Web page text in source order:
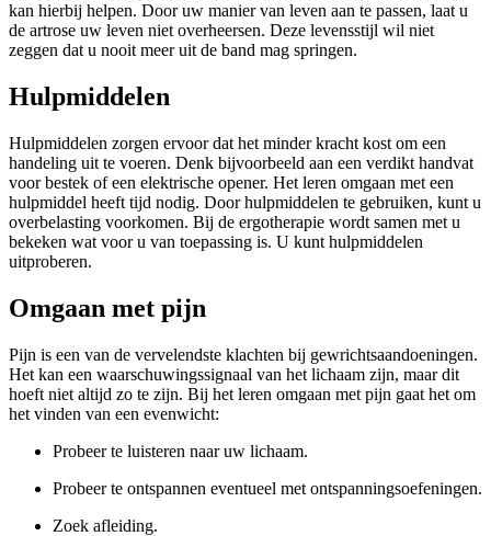
kan hierbij helpen. Door uw manier van leven aan te passen, laat u
de artrose uw leven niet overheersen. Deze levensstijl wil niet
zeggen dat u nooit meer uit de band mag springen.
Hulpmiddelen
Hulpmiddelen zorgen ervoor dat het minder kracht kost om een
handeling uit te voeren. Denk bijvoorbeeld aan een verdikt handvat
voor bestek of een elektrische opener. Het leren omgaan met een
hulpmiddel heeft tijd nodig. Door hulpmiddelen te gebruiken, kunt u
overbelasting voorkomen. Bij de ergotherapie wordt samen met u
bekeken wat voor u van toepassing is. U kunt hulpmiddelen
uitproberen.
Omgaan met pijn
Pijn is een van de vervelendste klachten bij gewrichtsaandoeningen.
Het kan een waarschuwingssignaal van het lichaam zijn, maar dit
hoeft niet altijd zo te zijn. Bij het leren omgaan met pijn gaat het om
het vinden van een evenwicht:
Probeer te luisteren naar uw lichaam.
Probeer te ontspannen eventueel met ontspanningsoefeningen.
Zoek afleiding.